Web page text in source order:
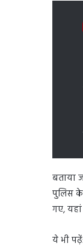
बताया
पुलिस के
गए,
ये भी पढ़ें: